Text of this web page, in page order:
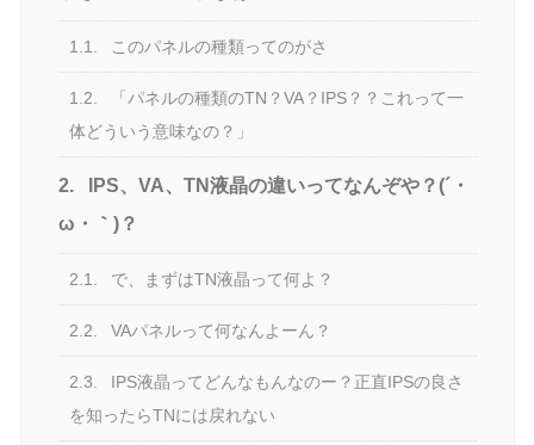
1.1. このパネルの種類ってのがさ
1.2.
「パネルの種類のTN？VA？IPS？？これって一
体どういう意味なの？」
2.
IPS、VA、TN液晶の違いってなんぞや？(´・
ω・｀)？
2.1. で、まずはTN液晶って何よ？
2.2. VAパネルって何なんよーん？
2.3.
IPS液晶ってどんなもんなのー？正直IPSの良さ
を知ったらTNには戻れない